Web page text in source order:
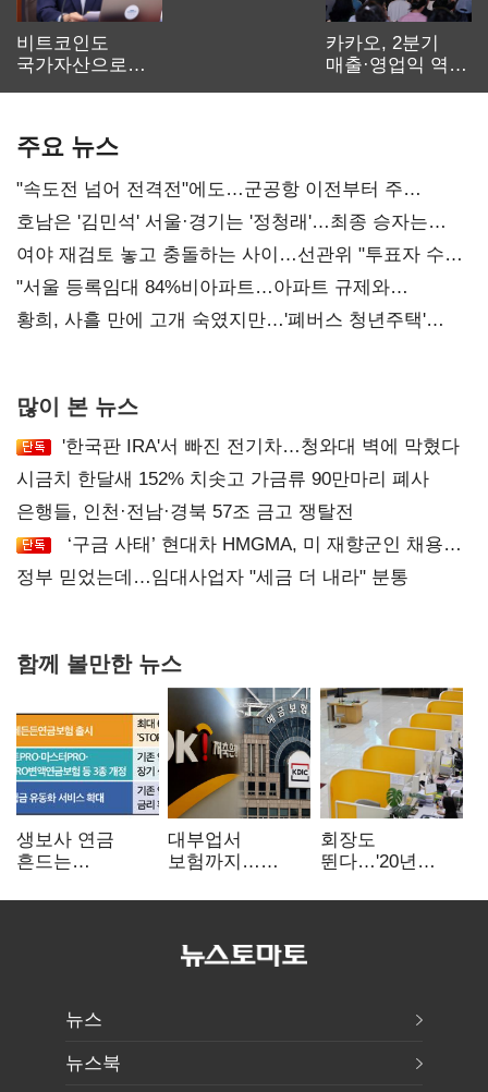
비트코인도
국가자산으로…'
카카오, 2분기
매출·영업익 역대
주요 뉴스
"속도전 넘어 전격전"에도…군공항 이전부터 주
52시간까지 '뇌관'
호남은 '김민석' 서울·경기는 '정청래'…최종 승자는
'안갯속'
여야 재검토 놓고 충돌하는 사이…선관위 "투표자 수
오차 당연"
"서울 등록임대 84%비아파트…아파트 규제와
달리해야"
황희, 사흘 만에 고개 숙였지만…'폐버스 청년주택'
많이 본 뉴스
'한국판 IRA'서 빠진 전기차…청와대 벽에 막혔다
시금치 한달새 152% 치솟고 가금류 90만마리 폐사
은행들, 인천·전남·경북 57조 금고 쟁탈전
‘구금 사태’ 현대차 HMGMA, 미 재향군인 채용
확대로 분위기 반전
정부 믿었는데…임대사업자 "세금 더 내라" 분통
함께 볼만한 뉴스
생보사 연금
흔드는
장수리스크'
대부업서
보험까지…
종합금융그룹
회장도
뛴다…'20년
하나' 인천시금고
뉴스
뉴스북